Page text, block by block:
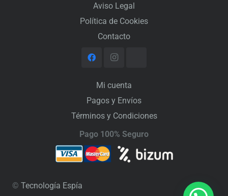
Aviso Legal
Política de Cookies
Contacto
Mi cuenta
Pagos y Envíos
Términos y Condiciones
Pago 100% Seguro
© Tecnología Espía